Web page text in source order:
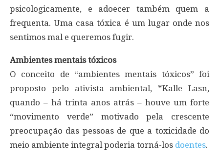
psicologicamente, e adoecer também quem a
frequenta. Uma casa tóxica é um lugar onde nos
sentimos mal e queremos fugir.
Ambientes mentais tóxicos
O conceito de “ambientes mentais tóxicos” foi
proposto pelo ativista ambiental, *Kalle Lasn,
quando – há trinta anos atrás – houve um forte
“movimento verde” motivado pela crescente
preocupação das pessoas de que a toxicidade do
meio ambiente integral poderia torná-los doentes.